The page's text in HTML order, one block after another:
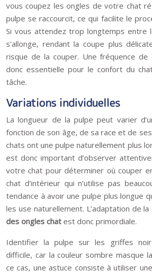
vous coupez les ongles de votre chat
pulpe se raccourcit, ce qui facilite le
Si vous attendez trop longtemps entre
s’allonge, rendant la coupe plus
risque de la couper. Une fréquence
donc essentielle pour le confort du
tâche.
Variations individuelles
La longueur de la pulpe peut varier
fonction de son âge, de sa race et de
chats ont une pulpe naturellement plus
est donc important d’observer
votre chat pour déterminer où couper
chat d’intérieur qui n’utilise pas
tendance à avoir une pulpe plus longue
les use naturellement. L’adaptation de
des ongles chat est donc primordiale.
Identifier la pulpe sur les griffes
difficile, car la couleur sombre masque
ce cas, une astuce consiste à utiliser